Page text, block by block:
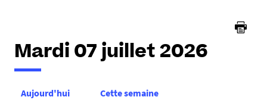
Mardi 07 juillet 2026
Aujourd'hui
Cette semaine